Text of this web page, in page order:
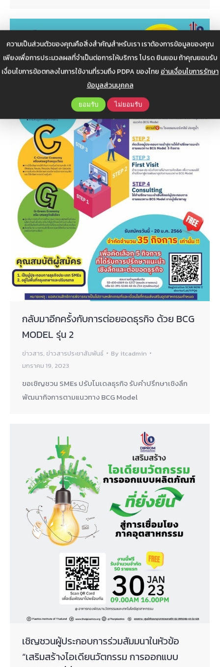
ความเป็นส่วนตัวของคุณคือสิ่งสำคัญสำหรับเรา เราต้องการข้อมูลของคุณ
เพียงเพื่อการประมวลผลที่จำเป็นต่อการให้บริการ โปรด ยินยอม ถ้าคุณยอมรับ
เงื่อนไขการข้อตกลงในการใช้งานที่รวมถึง PDPA ของไทย อ่านเงื่อนไขการรักษา
ข้อมูลส่วนบุคคล
ยอมรับ ไม่ยอมรับ
กลับมาอีกครั้งกับการต่อยอดธุรกิจ ด้วย BCG
MODEL รุ่น 2
ข่าวสาร, ข่าวสารประชาสัมพันธ์ By itcadmin
มกราคม 19, 2023
ขอเชิญชวน SMEs ปรับโมเดลธุรกิจ รับคำปรึกษาเชิงลึก
พัฒนากิจการตามแนวทาง BCG Model
เชิญชวนผู้ประกอบการร่วมสัมมนาในหัวข้อ
“เสริมสร้างไอเดียนวัตกรรม การออกแบบ